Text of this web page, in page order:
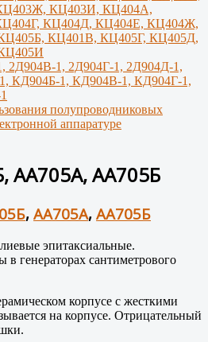
КЦ403И, КЦ404А,
КЦ404Д, КЦ404Е, КЦ404Ж,
КЦ401В, КЦ405Г, КЦ405Д,
2Д904В-1, 2Д904Г-1, 2Д904Д-1,
КД904Б-1, КД904В-1, КД904Г-1,
полупроводниковых
аппаратуре
АА705А, АА705Б
, АА705А, АА705Б
эпитаксиальные.
в генераторах сантиметрового
корпусе с жесткими
на корпусе. Отрицательный